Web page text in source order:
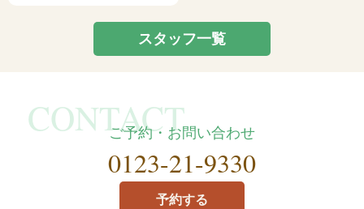
スタッフ一覧
ご予約・お問い合わせ
0123-21-9330
予約する